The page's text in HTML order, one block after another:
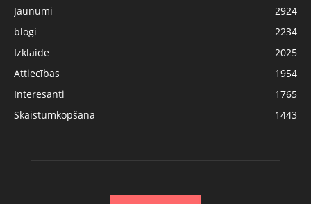
Jaunumi
2924
blogi
2234
Izklaide
2025
Attiecības
1954
Interesanti
1765
Skaistumkopšana
1443